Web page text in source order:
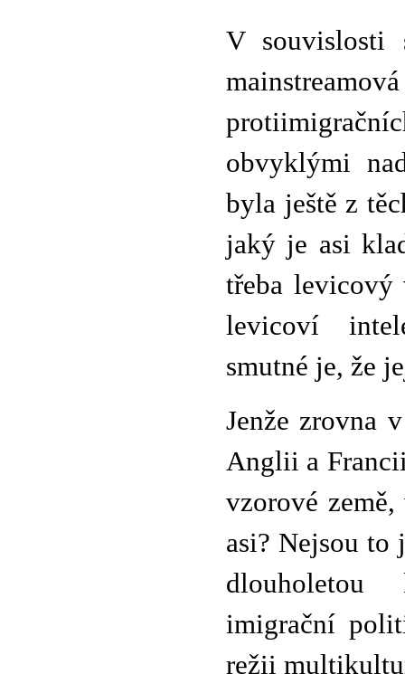
V souvislosti
obvyklými
byla ještě z
jaký je asi
třeba levicový
levicoví
smutné je, že
Jenže zrovna
Anglii a
vzorové
asi? Nejsou
dlouholetou
imigrační
režii